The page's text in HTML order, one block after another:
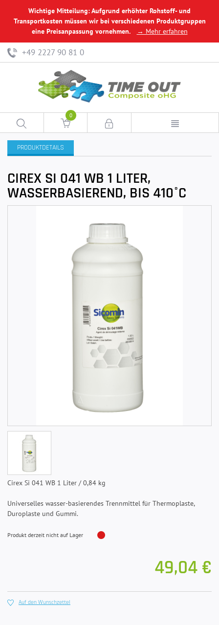
Wichtige Mitteilung: Aufgrund erhöhter Rohstoff- und
Transportkosten müssen wir bei verschiedenen Produktgruppen
eine Preisanpassung vornehmen.
→ Mehr erfahren
+49 2227 90 81 0
0
PRODUKTDETAILS
CIREX SI 041 WB 1 LITER,
WASSERBASIEREND, BIS 410°C
Cirex Si 041 WB 1 Liter / 0,84 kg
Universelles wasser-basierendes Trennmittel für Thermoplaste,
Duroplaste und Gummi.
Produkt derzeit nicht auf Lager
49,04 €
Auf den Wunschzettel